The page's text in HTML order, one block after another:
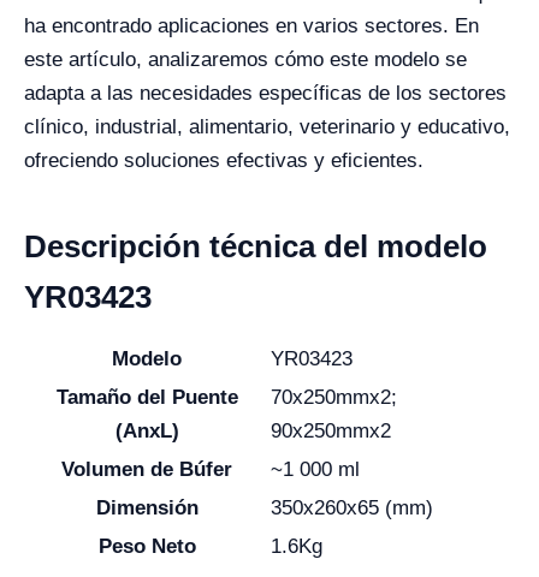
ha encontrado aplicaciones en varios sectores. En
este artículo, analizaremos cómo este modelo se
adapta a las necesidades específicas de los sectores
clínico, industrial, alimentario, veterinario y educativo,
ofreciendo soluciones efectivas y eficientes.
Descripción técnica del modelo
YR03423
Modelo
YR03423
Tamaño del Puente
(AnxL)
70x250mmx2;
90x250mmx2
Volumen de Búfer
~1 000 ml
Dimensión
350x260x65 (mm)
Peso Neto
1.6Kg